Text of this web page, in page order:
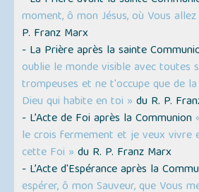
moment, ô mon Jésus, où Vous
P. Franz Marx
- La Prière après la sainte
oublie le monde visible avec toutes
trompeuses et ne t'occupe que de
Dieu qui habite en toi » du R. P.
- L’Acte de Foi après la Communion
le crois fermement et je veux vivre
cette Foi » du R. P. Franz Marx
- L’Acte d'Espérance après la
espérer, ô mon Sauveur, que Vous